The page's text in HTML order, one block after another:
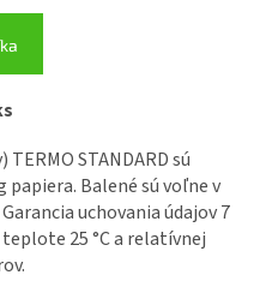
STANDARD sú
Balené sú voľne v
uchovania údajov 7
25 °C a relatívnej